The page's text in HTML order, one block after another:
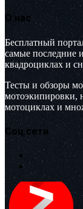
О нас
Бесплатный
самые последние
квадроциклах и
Тесты и обзоры
мотоэкипировки,
мотоциклах и
Соц.сети